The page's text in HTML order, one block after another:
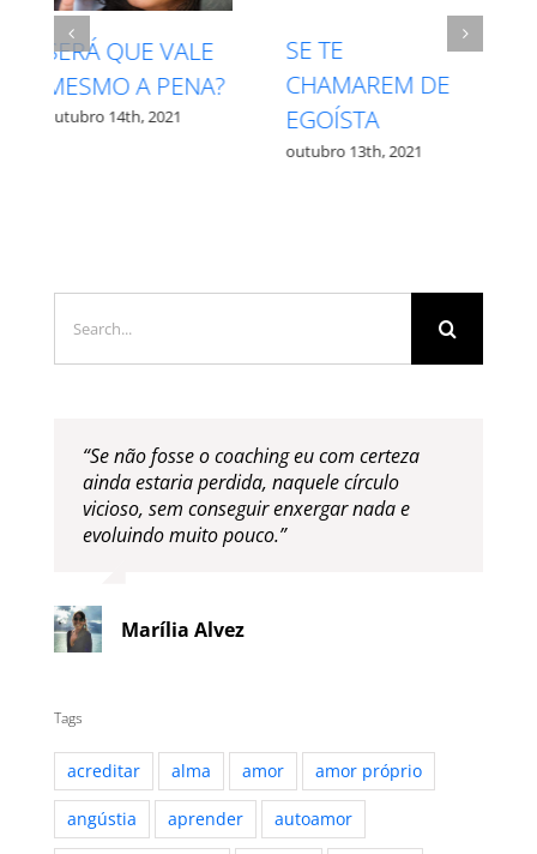
INTUIÇÃO X
MEDO – QUAL É
QUAL?
RESPEITE SEU
PROCESSO
outubro 27th, 2021
for:
“Se não fosse o coaching eu com certeza
ainda estaria perdida, naquele círculo
vicioso, sem conseguir enxergar nada e
evoluindo muito pouco.”
Marília Alvez
Tags
acreditar alma amor amor próprio
angústia aprender autoamor